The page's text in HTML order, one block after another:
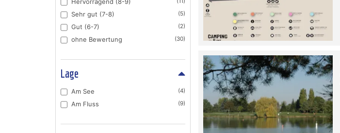
Sehr gut (7-8) (5)
Gut (6-7) (2)
ohne Bewertung (30)
Lage
Am See (4)
Am Fluss (9)